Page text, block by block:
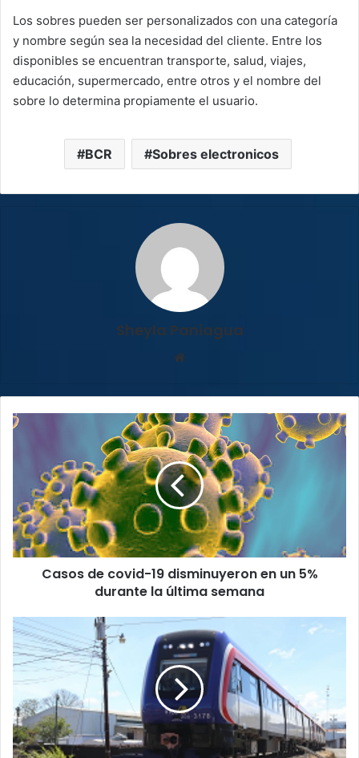
Los sobres pueden ser personalizados con una categoría
y nombre según sea la necesidad del cliente. Entre los
disponibles se encuentran transporte, salud, viajes,
educación, supermercado, entre otros y el nombre del
sobre lo determina propiamente el usuario.
BCR Sobres electronicos
Sheyla Paniagua
Casos
disminuyeron
en
un
5%
durante
Casos de covid-19 disminuyeron en un 5%
durante la última semana
Contraloría
investiga
a
INCOFER
ceder
trenes
a